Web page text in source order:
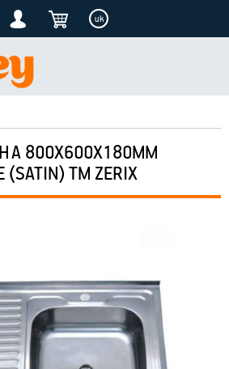
uk
800Х600Х180ММ
ТМ ZERIX